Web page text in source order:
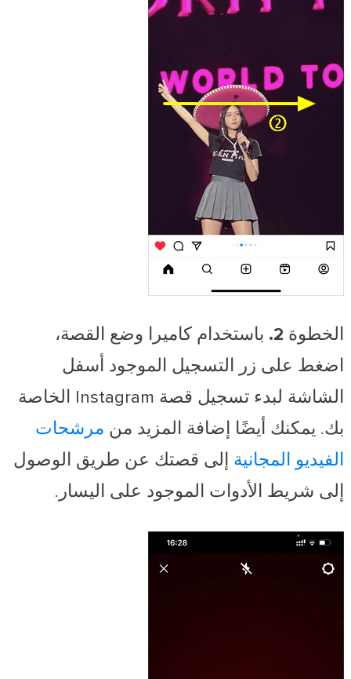
الخطوة 2.
باستخدام كاميرا وضع القصة،
اضغط على زر التسجيل الموجود أسفل
الشاشة لبدء تسجيل قصة Instagram الخاصة
بك. يمكنك أيضًا إضافة المزيد من مرشحات
الفيديو المجانية إلى قصتك عن طريق الوصول
إلى شريط الأدوات الموجود على اليسار.